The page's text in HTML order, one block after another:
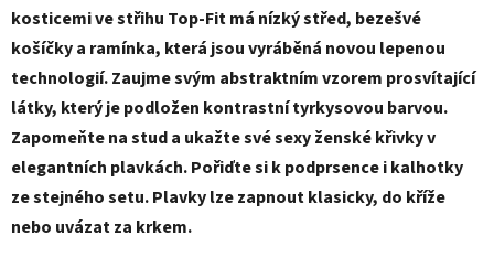
kosticemi ve střihu Top-Fit má nízký střed, bezešvé
košíčky a ramínka, která jsou vyráběná novou lepenou
technologií. Zaujme svým abstraktním vzorem prosvítající
látky, který je podložen kontrastní tyrkysovou barvou.
Zapomeňte na stud a ukažte své sexy ženské křivky v
elegantních plavkách. Pořiďte si k podprsence i kalhotky
ze stejného setu. Plavky lze zapnout klasicky, do kříže
nebo uvázat za krkem.